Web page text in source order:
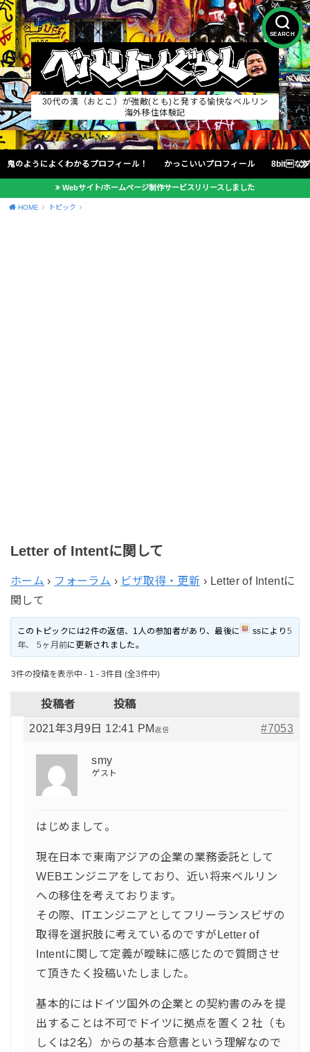
SEARCH
30代の漢（おとこ）が強敵(とも)と発する愉快なベルリン
海外移住体験記
鬼のようによくわかるプロフィール！ かっこいいプロフィール 8bitな
Webサイト/ホームページ制作サービスリリースしました
HOME トピック
Letter of Intentに関して
ホーム › フォーラム › ビザ取得・更新 › Letter of Intentに
関して
このトピックには2件の返信、1人の参加者があり、最後に ssにより 5
年、 5ヶ月前に更新されました。
3件の投稿を表示中 - 1 - 3件目 (全3件中)
投稿者 投稿
2021年3月9日 12:41 PM #7053
返信
smy
ゲスト
はじめまして。
現在日本で東南アジアの企業の業務委託として
WEBエンジニアをしており、近い将来ベルリン
への移住を考えております。
その際、ITエンジニアとしてフリーランスビザの
取得を選択肢に考えているのですがLetter of
Intentに関して定義が曖昧に感じたので質問させ
て頂きたく投稿いたしました。
基本的にはドイツ国外の企業との契約書のみを提
出することは不可でドイツに拠点を置く２社（も
しくは2名）からの基本合意書という理解なので